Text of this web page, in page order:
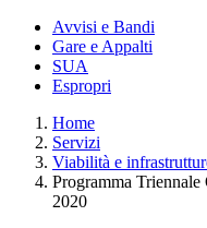
Avvisi e Bandi
Gare e Appalti
SUA
Espropri
Home
Servizi
Viabilità e
Programma
2020